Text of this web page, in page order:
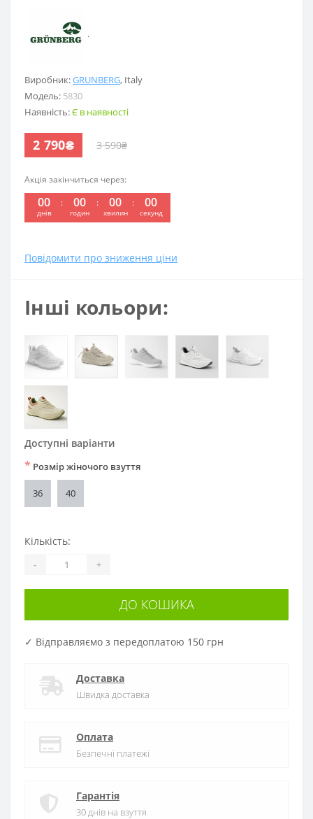
Виробник:GRUNBERG, Italy
Модель: 5830
Наявність:Є в наявності
2 790₴ 3 590₴
Акція закінчиться через:
00
днів
00
годин
00
хвилин
00
секунд
Повідомити про зниження ціни
.
Інші кольори:
Доступні варіанти
* Розмір жіночого взуття
36 40
Кількість:
- +
ДО КОШИКА
✓ Відправляємо з передоплатою 150 грн
Доставка
Швидка доставка
Оплата
Безпечні платежі
Гарантія
30 днів на взуття